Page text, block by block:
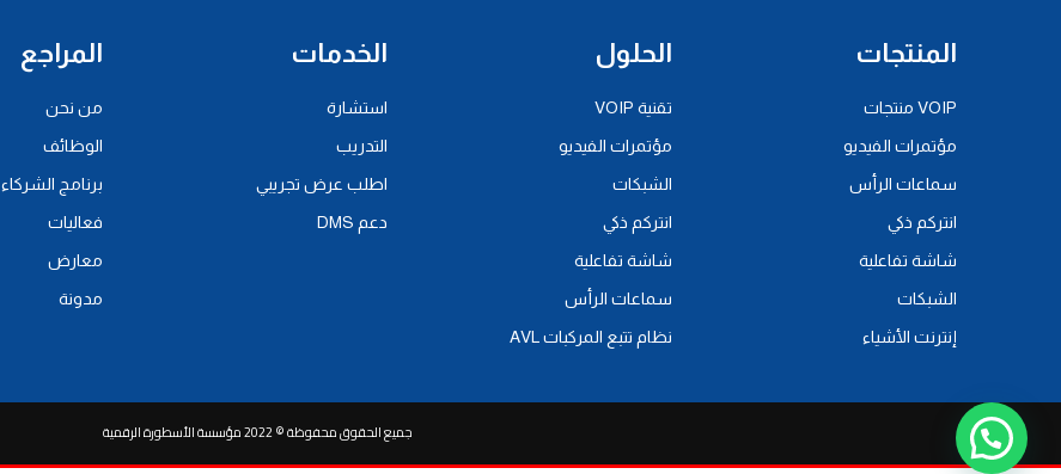
المنتجات
VOIP منتجات
مؤتمرات الفيديو
سماعات الرأس
انتركم ذكي
شاشة تفاعلية
الشبكات
إنترنت الأشياء
الحلول
تقنية VOIP
مؤتمرات الفيديو
الشبكات
انتركم ذكي
شاشة تفاعلية
سماعات الرأس
نظام تتبع المركبات AVL
الخدمات
استشارة
التدريب
اطلب عرض تجريبي
دعم DMS
المراجع
من نحن
الوظائف
برنامج الشركاء
فعاليات
معارض
مدونة
جميع الحقوق محفوظة © 2022 مؤسسة الأسطورة الرقمية